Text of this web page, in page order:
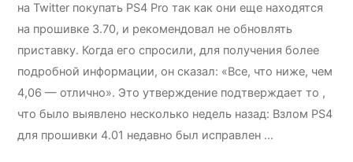
на Twitter покупать PS4 Pro так как они еще находятся
на прошивке 3.70, и рекомендовал не обновлять
приставку. Когда его спросили, для получения более
подробной информации, он сказал: «Все, что ниже, чем
4,06 — отлично». Это утверждение подтверждает то ,
что было выявлено несколько недель назад: Взлом PS4
для прошивки 4.01 недавно был исправлен …